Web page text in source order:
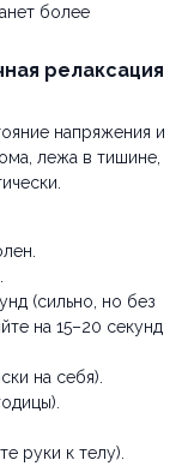
более
релаксация
напряжения и
лежа в тишине,
(сильно, но без
на 15–20 секунд
на себя).
руки к телу).